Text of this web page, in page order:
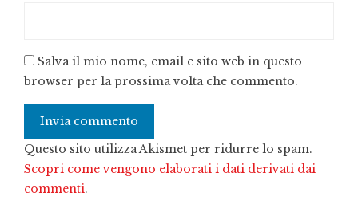
Salva il mio nome, email e sito web in questo
browser per la prossima volta che commento.
Questo sito utilizza Akismet per ridurre lo spam.
Scopri come vengono elaborati i dati derivati dai
commenti.